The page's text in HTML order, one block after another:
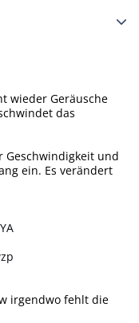
wieder Geräusche
das
Geschwindigkeit und
ein. Es verändert
irgendwo fehlt die